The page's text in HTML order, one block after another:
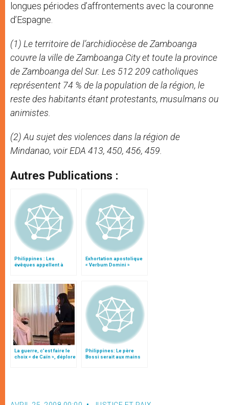
longues périodes d’affrontements avec la couronne
d’Espagne.
(1) Le territoire de l’archidiocèse de Zamboanga
couvre la ville de Zamboanga City et toute la province
de Zamboanga del Sur. Les 512 209 catholiques
représentent 74 % de la population de la région, le
reste des habitants étant protestants, musulmans ou
animistes.
(2) Au sujet des violences dans la région de
Mindanao, voir EDA 413, 450, 456, 459.
Autres Publications :
Philippines : Les
évêques appellent à
Exhortation apostolique
« Verbum Domini »
La guerre, c’est faire le
choix « de Caïn », déplore
Philippines: Le père
Bossi serait aux mains